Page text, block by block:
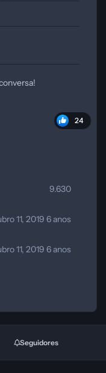
24
9.630
11, 2019 6 anos
11, 2019 6 anos
Seguidores